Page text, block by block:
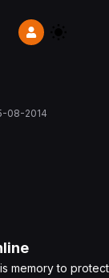
08-2014
memory to protect